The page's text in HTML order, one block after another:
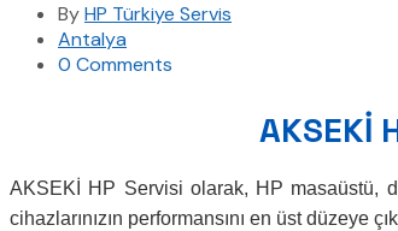
ByHP Türkiye Servis
Antalya
0 Comments
AKSEKİ
AKSEKİ HP Servisi olarak, HP masaüstü,
cihazlarınızın performansını en üst düzeye